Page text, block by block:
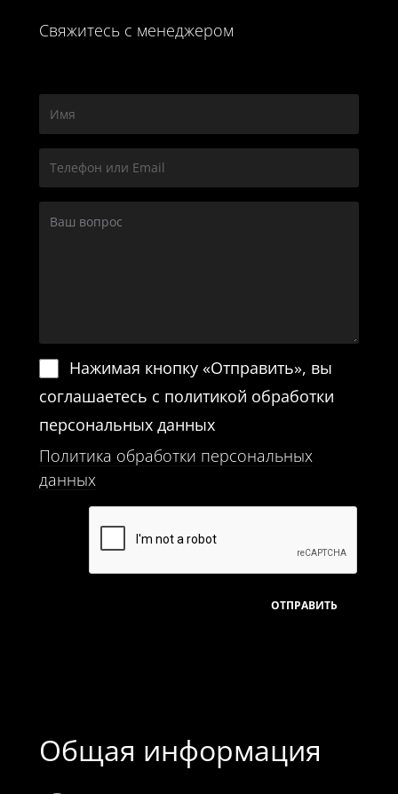
Свяжитесь с менеджером
Нажимая кнопку «Отправить», вы
соглашаетесь с политикой обработки
персональных данных
Политика обработки персональных
данных
Общая информация